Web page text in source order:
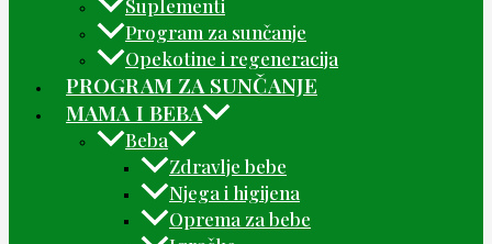
Suplementi
Program za sunčanje
Opekotine i regeneracija
PROGRAM ZA SUNČANJE
MAMA I BEBA
Beba
Zdravlje bebe
Njega i higijena
Oprema za bebe